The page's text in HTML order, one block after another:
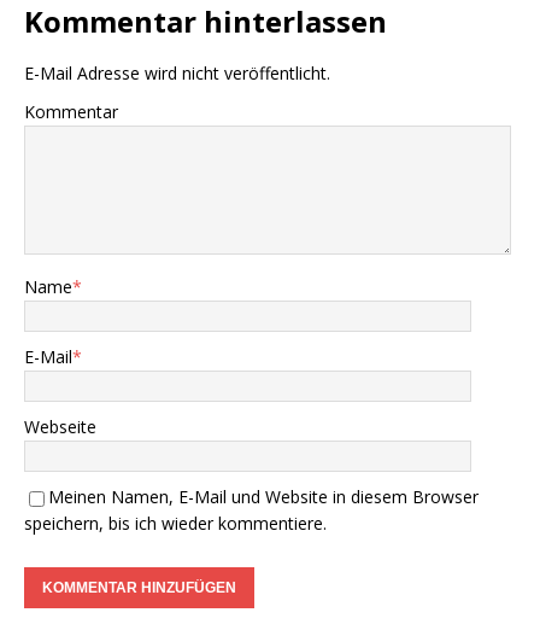
Kommentar hinterlassen
E-Mail Adresse wird nicht veröffentlicht.
Kommentar
Name*
E-Mail*
Webseite
Meinen Namen, E-Mail und Website in diesem Browser
speichern, bis ich wieder kommentiere.